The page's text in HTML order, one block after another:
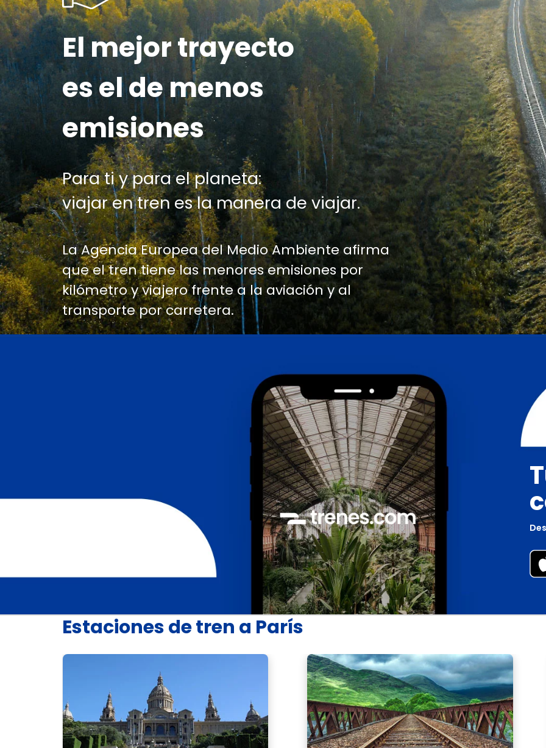
El mejor trayecto
es el de menos
emisiones
Para ti y para el planeta:
viajar en tren es la manera de viajar.
La Agencia Europea del Medio Ambiente afirma
que el tren tiene las menores emisiones por
kilómetro y viajero frente a la aviación y al
transporte por carretera.
Estaciones de tren a París